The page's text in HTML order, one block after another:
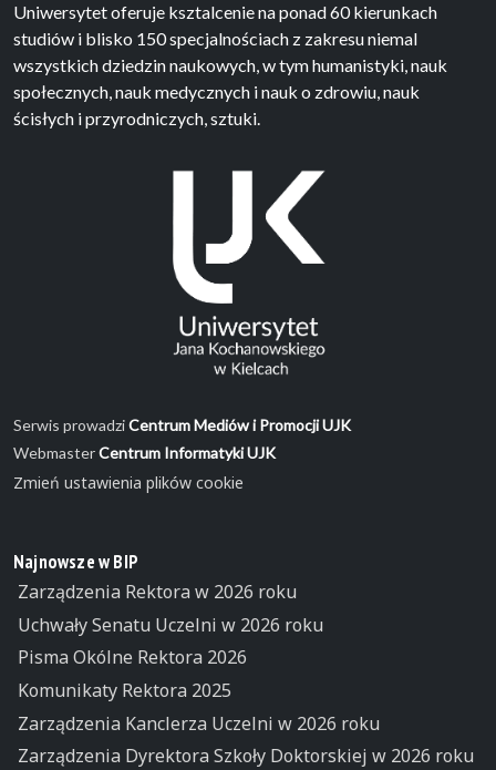
Uniwersytet oferuje ksztalcenie na ponad 60 kierunkach
studiów i blisko 150 specjalnościach z zakresu niemal
wszystkich dziedzin naukowych, w tym humanistyki, nauk
społecznych, nauk medycznych i nauk o zdrowiu, nauk
ścisłych i przyrodniczych, sztuki.
Serwis prowadziCentrum Mediów i Promocji UJK
WebmasterCentrum Informatyki UJK
Zmień ustawienia plików cookie
Najnowsze w BIP
Zarządzenia Rektora w 2026 roku
Uchwały Senatu Uczelni w 2026 roku
Pisma Okólne Rektora 2026
Komunikaty Rektora 2025
Zarządzenia Kanclerza Uczelni w 2026 roku
Zarządzenia Dyrektora Szkoły Doktorskiej w 2026 roku